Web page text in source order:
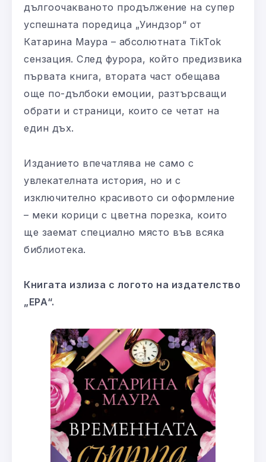
дългоочакваното продължение на супер
успешната поредица „Уиндзор“ от
Катарина Маура – абсолютната TikTok
сензация. След фурора, който предизвика
първата книга, втората част обещава
още по-дълбоки емоции, разтърсващи
обрати и страници, които се четат на
един дъх.
Изданието впечатлява не само с
увлекателната история, но и с
изключително красивото си оформление
– меки корици с цветна порезка, които
ще заемат специално място във всяка
библиотека.
Книгата излиза с логото на издателство
„ЕРА“.